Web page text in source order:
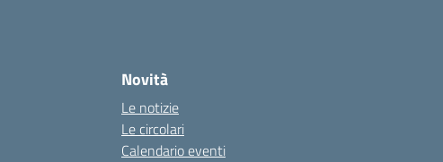
Novità
Le notizie
Le circolari
Calendario eventi